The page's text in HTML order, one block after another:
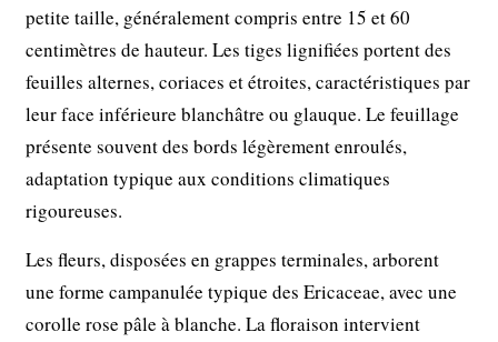
petite taille, généralement compris entre 15 et 60
centimètres de hauteur. Les tiges lignifiées portent des
feuilles alternes, coriaces et étroites, caractéristiques par
leur face inférieure blanchâtre ou glauque. Le feuillage
présente souvent des bords légèrement enroulés,
adaptation typique aux conditions climatiques
rigoureuses.
Les fleurs, disposées en grappes terminales, arborent
une forme campanulée typique des Ericaceae, avec une
corolle rose pâle à blanche. La floraison intervient